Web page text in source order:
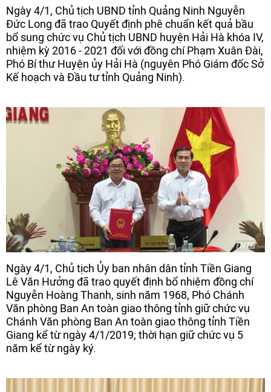
Ngày 4/1, Chủ tịch UBND tỉnh Quảng Ninh Nguyễn
Đức Long đã trao Quyết định phê chuẩn kết quả bầu
bổ sung chức vụ Chủ tịch UBND huyện Hải Hà khóa IV,
nhiệm kỳ 2016 - 2021 đối với đồng chí Phạm Xuân Đài,
Phó Bí thư Huyện ủy Hải Hà (nguyên Phó Giám đốc Sở
Kế hoạch và Đầu tư tỉnh Quảng Ninh).
Ngày 4/1, Chủ tịch Ủy ban nhân dân tỉnh Tiền Giang
Lê Văn Hưởng đã trao quyết định bổ nhiệm đồng chí
Nguyễn Hoàng Thanh, sinh năm 1968, Phó Chánh
Văn phòng Ban An toàn giao thông tỉnh giữ chức vụ
Chánh Văn phòng Ban An toàn giao thông tỉnh Tiền
Giang kể từ ngày 4/1/2019; thời hạn giữ chức vụ 5
năm kể từ ngày ký.